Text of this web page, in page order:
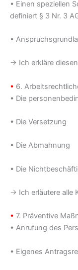
• Einen speziellen
definiert § 3 Nr. 3
•
→ Ich erkläre
• 6.
• Die
• Die Versetzung
• Die Abmahnung
• Die
→ Ich erläutere alle
• 7. Präventive
• Anrufung des
• Eigenes